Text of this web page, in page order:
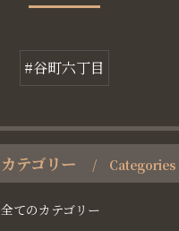
#谷町六丁目
カテゴリー Categories
全てのカテゴリー